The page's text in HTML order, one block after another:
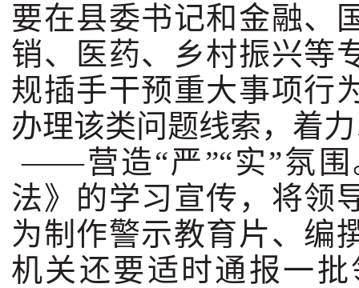
要在县委书记和金融、
销、医药、乡村振兴等
规插手干预重大事项行
办理该类问题线索，着
——营造“严”“实”氛围
法》的学习宣传，将领
为制作警示教育片、编
机关还要适时通报一